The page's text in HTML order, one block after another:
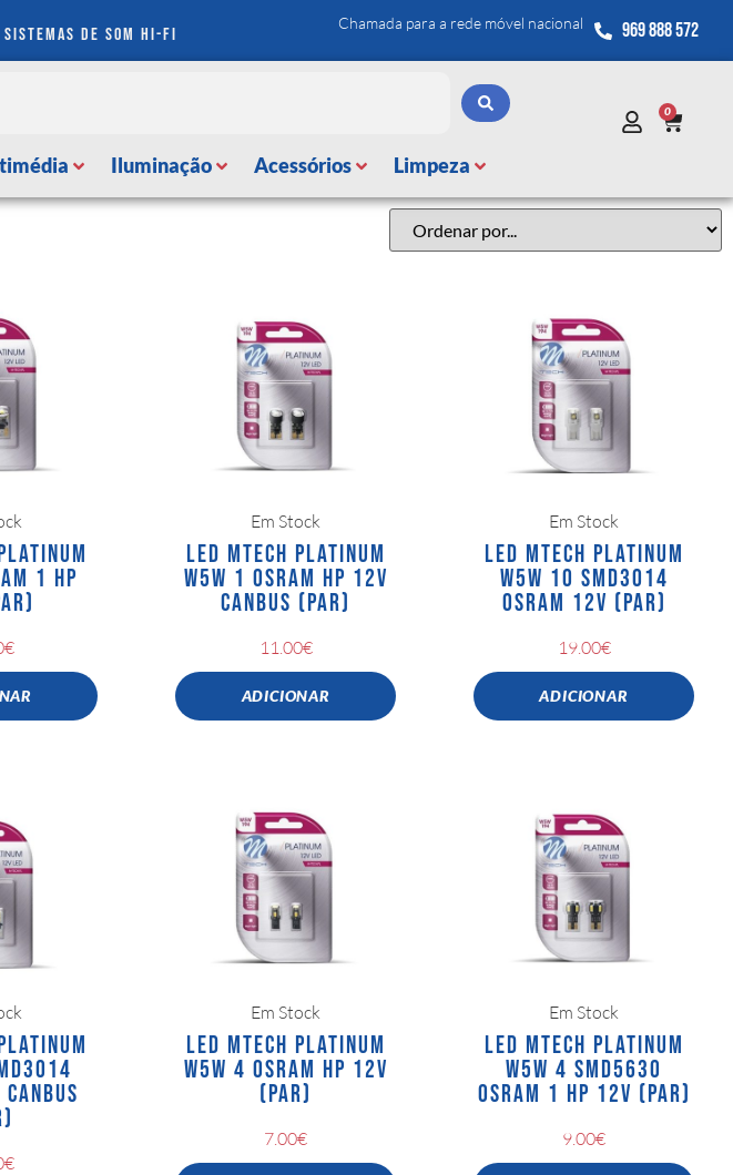
de som hi-fi
Chamada para a rede móvel nacional 969 888 572
Iluminação Acessórios Limpeza
0
1 HP
€
Em Stock
LED MTECH PLATINUM
W5W 1 OSRAM HP 12V
CANBUS (PAR)
11.00€
ADICIONAR
Em Stock
LED MTECH PLATINUM
W5W 10 SMD3014
OSRAM 12V (PAR)
19.00€
ADICIONAR
€
Em Stock
LED MTECH PLATINUM
W5W 4 OSRAM HP 12V
(PAR)
7.00€
Em Stock
LED MTECH PLATINUM
W5W 4 SMD5630
OSRAM 1 HP 12V (PAR)
9.00€